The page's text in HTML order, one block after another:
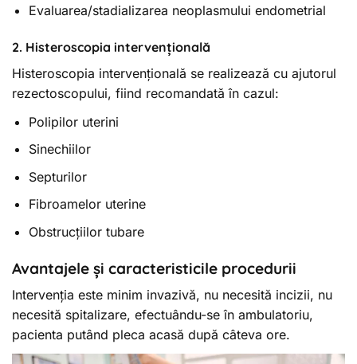
Evaluarea/stadializarea neoplasmului endometrial
2. Histeroscopia intervențională
Histeroscopia intervențională se realizează cu ajutorul
rezectoscopului, fiind recomandată în cazul:
Polipilor uterini
Sinechiilor
Septurilor
Fibroamelor uterine
Obstrucțiilor tubare
Avantajele și caracteristicile procedurii
Intervenția este minim invazivă, nu necesită incizii, nu
necesită spitalizare, efectuându-se în ambulatoriu,
pacienta putând pleca acasă după câteva ore.